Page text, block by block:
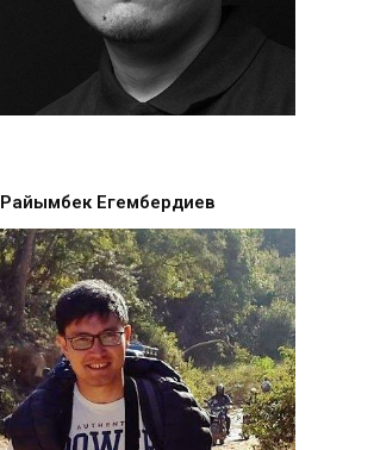
Райымбек Егембердиев